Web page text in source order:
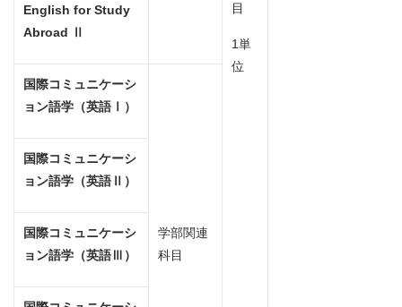
目
1単
位
English for Study
Abroad Ⅱ
国際コミュニケーシ
ョン語学（英語Ⅰ）
学部関連
科目
国際コミュニケーシ
ョン語学（英語Ⅱ）
国際コミュニケーシ
ョン語学（英語Ⅲ）